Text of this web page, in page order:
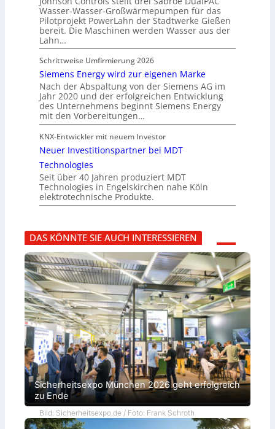
Wasser-Wasser-Großwärmepumpen für das
Pilotprojekt PowerLahn der Stadtwerke Gießen
bereit. Die Maschinen werden Wasser aus der
Lahn…
Schrittweise Umfirmierung 2026
Siemens Energy wird zur eigenen Marke
Nach der Abspaltung von der Siemens AG im
Jahr 2020 und der erfolgreichen Entwicklung
des Unternehmens beginnt Siemens Energy
mit den Vorbereitungen…
KNX-Entwickler mit neuem Investor
Neuer Investitionspartner bei MDT
Technologies
Seit über 40 Jahren produziert MDT
Technologies in Engelskirchen nahe Köln
elektrotechnische Produkte.
DAS KÖNNTE SIE AUCH INTERESSIEREN
Sicherheitsexpo München 2026 geht erfolgreich
zu Ende
Bild: Sicherheitsexpo.de / Foto: Frank Schroth